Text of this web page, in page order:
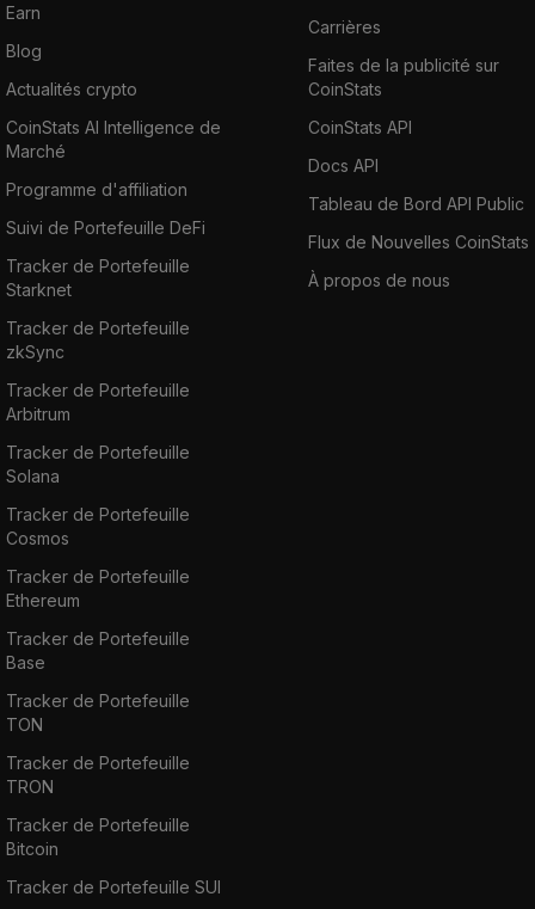
Earn
Blog
Actualités crypto
CoinStats AI Intelligence de
Marché
Programme d'affiliation
Suivi de Portefeuille DeFi
Tracker de Portefeuille
Starknet
Tracker de Portefeuille
zkSync
Tracker de Portefeuille
Arbitrum
Tracker de Portefeuille
Solana
Tracker de Portefeuille
Cosmos
Tracker de Portefeuille
Ethereum
Tracker de Portefeuille
Base
Tracker de Portefeuille
TON
Tracker de Portefeuille
TRON
Tracker de Portefeuille
Bitcoin
Tracker de Portefeuille SUI
Carrières
Faites de la publicité sur
CoinStats
CoinStats API
Docs API
Tableau de Bord API Public
Flux de Nouvelles CoinStats
À propos de nous